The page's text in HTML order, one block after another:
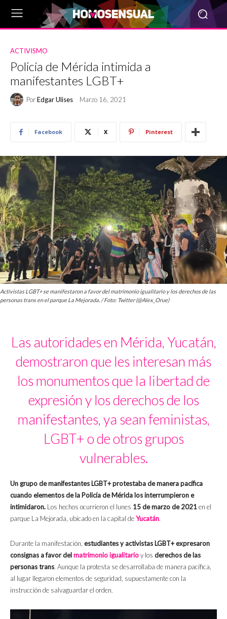
ACTIVISMO
Policía de Mérida intimida a
manifestantes LGBT+
PorEdgar Ulises Marzo 16, 2021
Facebook X Pinterest
Activistas LGBT+ se manifestaron a favor del matrimonio igualitario y los derechos de las
personas trans en el parque La Mejorada. / Foto: Twitter (@Alex_Orue)
Las autoridades en Mérida, Yucatán,
demostraron que les interesan más
los monumentos que la libertad de
expresión y los derechos de los
manifestantes, ya sean feministas,
LGBT+ o de otros grupos
vulnerables.
Un grupo de manifestantes LGBT+ protestaba de manera pacífica
cuando elementos de la Policía de Mérida los interrumpieron e
intimidaron. Los hechos ocurrieron el lunes 15 de marzo de 2021en el
parque La Mejorada, ubicado en la capital deYucatán.
Durante la manifestación, estudiantes y activistas LGBT+ expresaron
consignas a favor delmatrimonio igualitarioy los derechos de las
personas trans. Aunque la protesta se desarrollaba de manera pacífica,
al lugar llegaron elementos de seguridad, supuestamente con la
instrucción de salvaguardar el orden.